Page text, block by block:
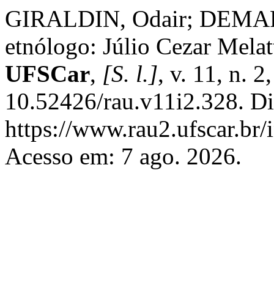
GIRALDIN, Odair;
etnólogo: Júlio Cezar
UFSCar, [S. l.], v. 11, n.
10.52426/rau.v11i2.328.
https://
Acesso em: 7 ago. 2026.